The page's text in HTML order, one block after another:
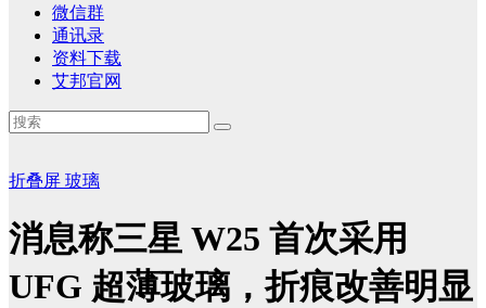
微信群
通讯录
资料下载
艾邦官网
折叠屏 玻璃
消息称三星 W25 首次采用
UFG 超薄玻璃，折痕改善明显